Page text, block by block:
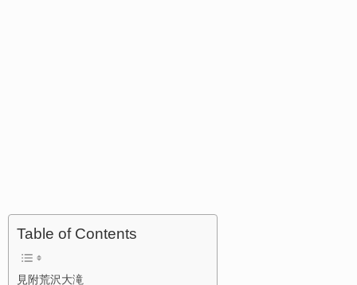
Table of Contents
見附荒沢大滝